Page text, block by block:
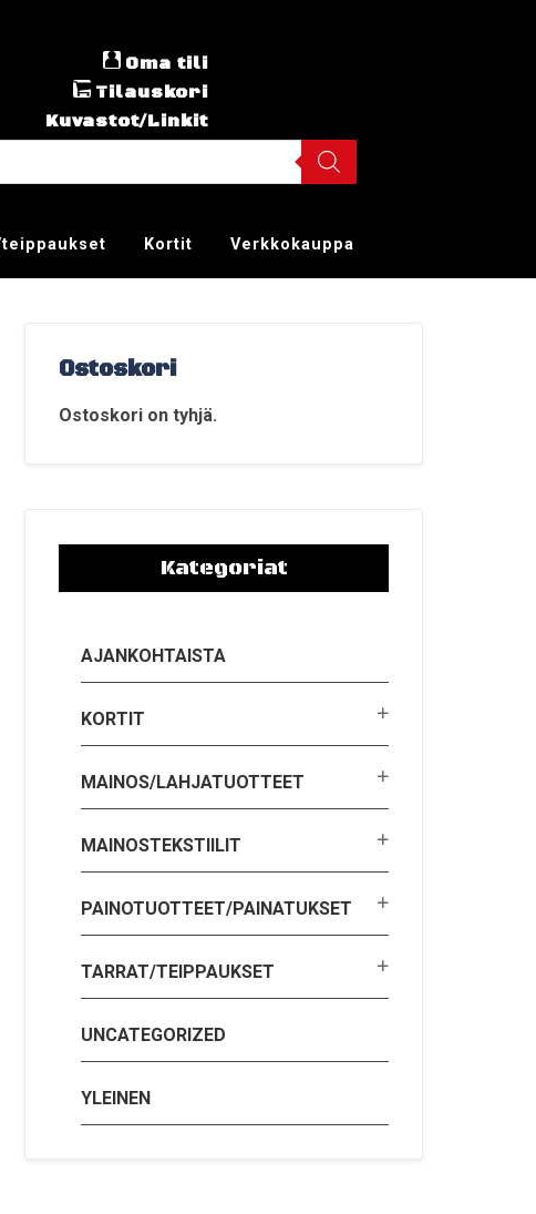
Oma tili
Tilauskori
Kuvastot/Linkit
Kortit Verkkokauppa
Ostoskori
Ostoskori on tyhjä.
Kategoriat
AJANKOHTAISTA
KORTIT
MAINOS/LAHJATUOTTEET
MAINOSTEKSTIILIT
PAINOTUOTTEET/PAINATUKSET
TARRAT/TEIPPAUKSET
UNCATEGORIZED
YLEINEN